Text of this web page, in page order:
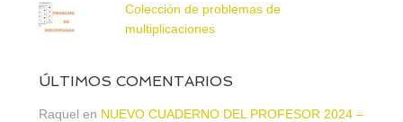
Colección de problemas de
multiplicaciones
ÚLTIMOS COMENTARIOS
Raquel en NUEVO CUADERNO DEL PROFESOR 2024 –